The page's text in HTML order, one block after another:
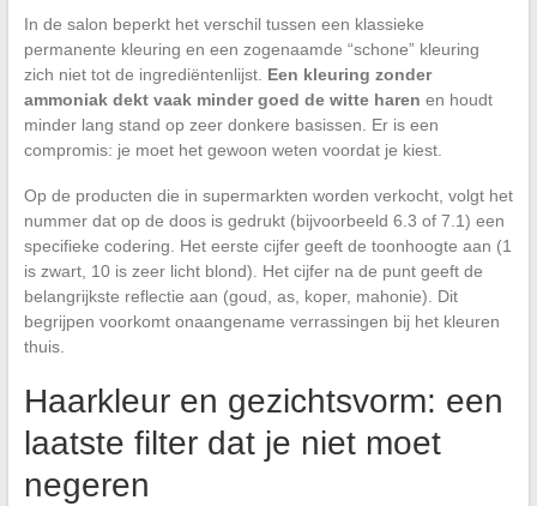
In de salon beperkt het verschil tussen een klassieke
permanente kleuring en een zogenaamde “schone” kleuring
zich niet tot de ingrediëntenlijst. Een kleuring zonder
ammoniak dekt vaak minder goed de witte haren en houdt
minder lang stand op zeer donkere basissen. Er is een
compromis: je moet het gewoon weten voordat je kiest.
Op de producten die in supermarkten worden verkocht, volgt het
nummer dat op de doos is gedrukt (bijvoorbeeld 6.3 of 7.1) een
specifieke codering. Het eerste cijfer geeft de toonhoogte aan (1
is zwart, 10 is zeer licht blond). Het cijfer na de punt geeft de
belangrijkste reflectie aan (goud, as, koper, mahonie). Dit
begrijpen voorkomt onaangename verrassingen bij het kleuren
thuis.
Haarkleur en gezichtsvorm: een
laatste filter dat je niet moet
negeren